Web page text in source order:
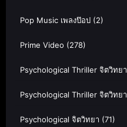
Pop Music เพลงป๊อป (2)
Prime Video (278)
Psychological Thriller จิตวิทยา
Psychological Thriller จิตวิทยา
Psychological จิตวิทยา (71)